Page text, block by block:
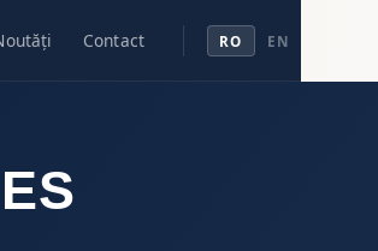
Contact RO EN